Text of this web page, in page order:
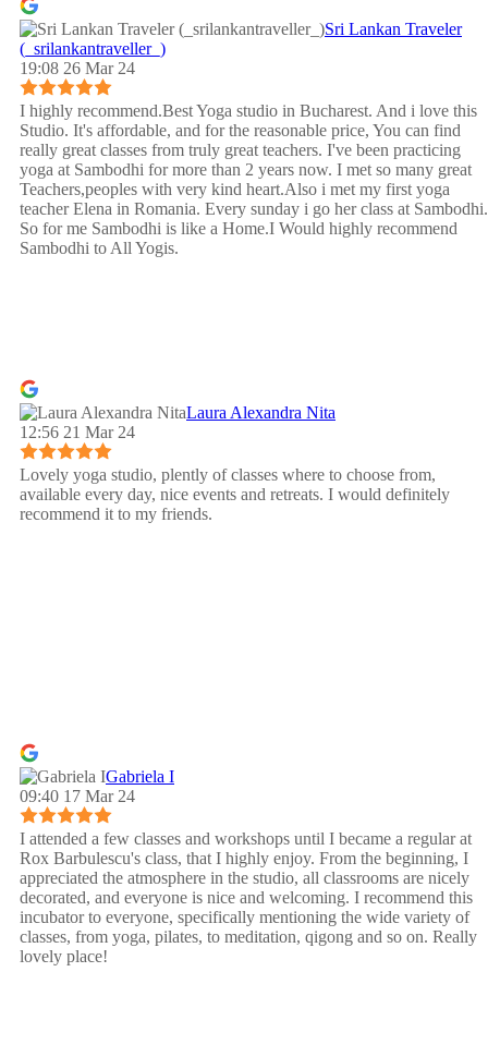
Sri Lankan Traveler
(_srilankantraveller_)
19:08 26 Mar 24
I highly recommend.Best Yoga studio in Bucharest. And i love this
Studio. It's affordable, and for the reasonable price, You can find
really great classes from truly great teachers. I've been practicing
yoga at Sambodhi for more than 2 years now. I met so many great
Teachers,peoples with very kind heart.Also i met my first yoga
teacher Elena in Romania. Every sunday i go her class at Sambodhi.
So for me Sambodhi is like a Home.I Would highly recommend
Sambodhi to All Yogis.
Laura Alexandra Nita
12:56 21 Mar 24
Lovely yoga studio, plently of classes where to choose from,
available every day, nice events and retreats. I would definitely
recommend it to my friends.
Gabriela I
09:40 17 Mar 24
I attended a few classes and workshops until I became a regular at
Rox Barbulescu's class, that I highly enjoy. From the beginning, I
appreciated the atmosphere in the studio, all classrooms are nicely
decorated, and everyone is nice and welcoming. I recommend this
incubator to everyone, specifically mentioning the wide variety of
classes, from yoga, pilates, to meditation, qigong and so on. Really
lovely place!